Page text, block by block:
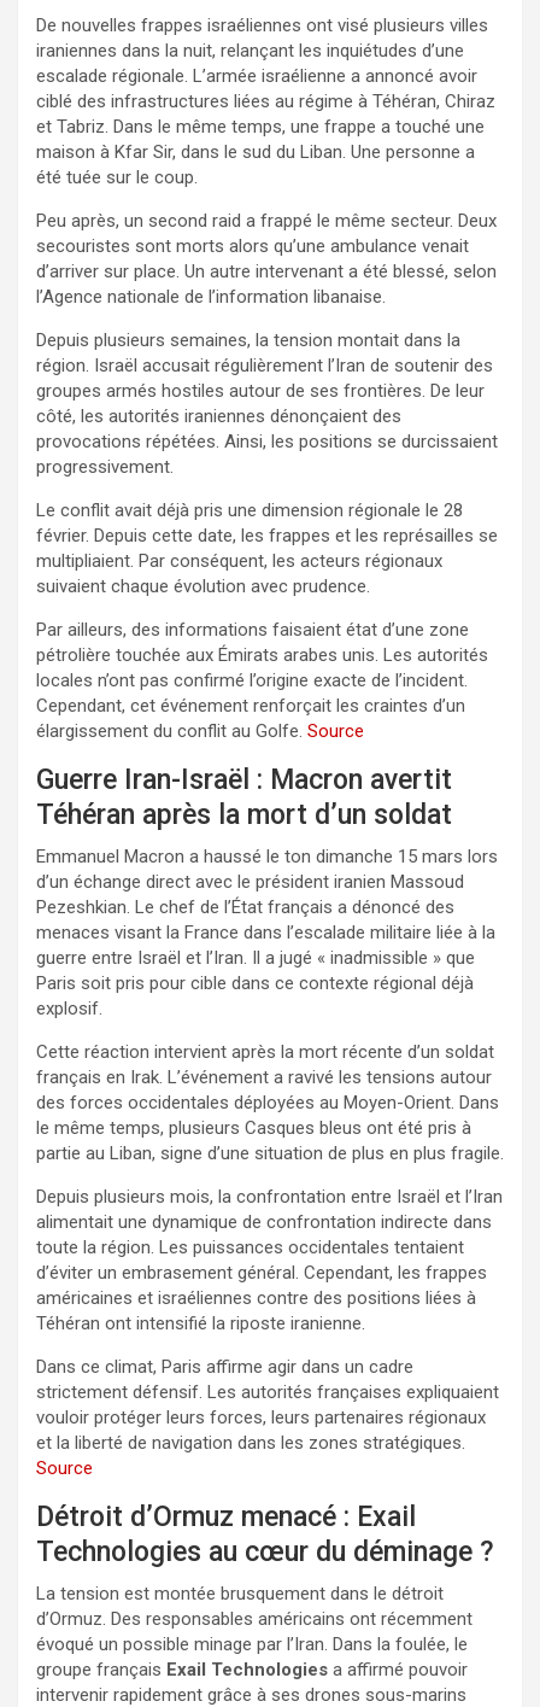
De nouvelles frappes israéliennes ont visé plusieurs villes
iraniennes dans la nuit, relançant les inquiétudes d’une
escalade régionale. L’armée israélienne a annoncé avoir
ciblé des infrastructures liées au régime à Téhéran, Chiraz
et Tabriz. Dans le même temps, une frappe a touché une
maison à Kfar Sir, dans le sud du Liban. Une personne a
été tuée sur le coup.
Peu après, un second raid a frappé le même secteur. Deux
secouristes sont morts alors qu’une ambulance venait
d’arriver sur place. Un autre intervenant a été blessé, selon
l’Agence nationale de l’information libanaise.
Depuis plusieurs semaines, la tension montait dans la
région. Israël accusait régulièrement l’Iran de soutenir des
groupes armés hostiles autour de ses frontières. De leur
côté, les autorités iraniennes dénonçaient des
provocations répétées. Ainsi, les positions se durcissaient
progressivement.
Le conflit avait déjà pris une dimension régionale le 28
février. Depuis cette date, les frappes et les représailles se
multipliaient. Par conséquent, les acteurs régionaux
suivaient chaque évolution avec prudence.
Par ailleurs, des informations faisaient état d’une zone
pétrolière touchée aux Émirats arabes unis. Les autorités
locales n’ont pas confirmé l’origine exacte de l’incident.
Cependant, cet événement renforçait les craintes d’un
élargissement du conflit au Golfe. Source
Guerre Iran-Israël : Macron avertit
Téhéran après la mort d’un soldat
Emmanuel Macron a haussé le ton dimanche 15 mars lors
d’un échange direct avec le président iranien Massoud
Pezeshkian. Le chef de l’État français a dénoncé des
menaces visant la France dans l’escalade militaire liée à la
guerre entre Israël et l’Iran. Il a jugé « inadmissible » que
Paris soit pris pour cible dans ce contexte régional déjà
explosif.
Cette réaction intervient après la mort récente d’un soldat
français en Irak. L’événement a ravivé les tensions autour
des forces occidentales déployées au Moyen-Orient. Dans
le même temps, plusieurs Casques bleus ont été pris à
partie au Liban, signe d’une situation de plus en plus fragile.
Depuis plusieurs mois, la confrontation entre Israël et l’Iran
alimentait une dynamique de confrontation indirecte dans
toute la région. Les puissances occidentales tentaient
d’éviter un embrasement général. Cependant, les frappes
américaines et israéliennes contre des positions liées à
Téhéran ont intensifié la riposte iranienne.
Dans ce climat, Paris affirme agir dans un cadre
strictement défensif. Les autorités françaises expliquaient
vouloir protéger leurs forces, leurs partenaires régionaux
et la liberté de navigation dans les zones stratégiques.
Source
Détroit d’Ormuz menacé : Exail
Technologies au cœur du déminage ?
La tension est montée brusquement dans le détroit
d’Ormuz. Des responsables américains ont récemment
évoqué un possible minage par l’Iran. Dans la foulée, le
groupe français Exail Technologies a affirmé pouvoir
intervenir rapidement grâce à ses drones sous-marins